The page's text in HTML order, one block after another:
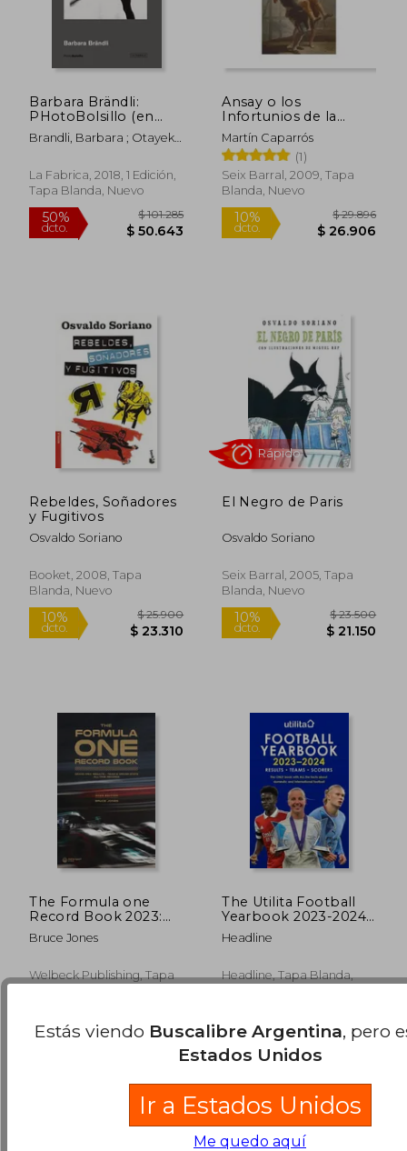
50%
dcto.
$ 114.505
$ 57.252
29%
dcto.
29%
dcto.
50%
dcto.
Barbara Brändli:
PHotoBolsillo (en
Inglés)
Brandli, Barbara ; Otayek,
La Fabrica, 2018, 1 Edición,
Tapa Blanda, Nuevo
dcto. $ 50.643
Ansay o los
Infortunios de la
Gloria
Martín Caparrós
(1)
Seix Barral, 2009, Tapa
Blanda, Nuevo
$
Rebeldes, Soñadores
y Fugitivos
Osvaldo Soriano
Booket, 2008, Tapa
Blanda, Nuevo
El Negro de Paris
Osvaldo Soriano
Seix Barral, 2005, Tapa
Blanda, Nuevo
The Formula one
Record Book 2023:
Grand Prix Results,
Stats & Records (en
Bruce Jones
Welbeck Publishing, Tapa
The Utilita Football
Yearbook 2023-2024
(en Inglés)
Headline
Headline, Tapa Blanda,
Estás viendo Buscalibre Argentina, pero
Estados Unidos
Ir a Estados Unidos
Me quedo aquí